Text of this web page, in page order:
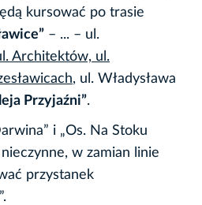
kursować po trasie
– ... – ul.
Architektów, ul.
, ul. Władysława
Przyjaźni”.
i „Os. Na Stoku
nieczynne, w zamian linie
przystanek